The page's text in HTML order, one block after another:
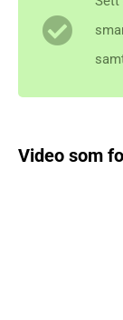
Video som